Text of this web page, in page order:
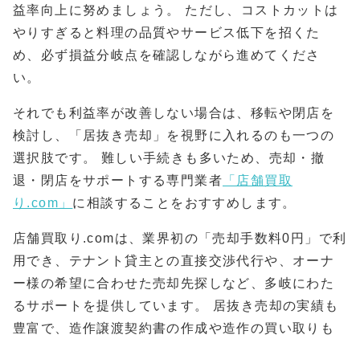
益率向上に努めましょう。 ただし、コストカットは
やりすぎると料理の品質やサービス低下を招くた
め、必ず損益分岐点を確認しながら進めてくださ
い。
それでも利益率が改善しない場合は、移転や閉店を
検討し、「居抜き売却」を視野に入れるのも一つの
選択肢です。 難しい手続きも多いため、売却・撤
退・閉店をサポートする専門業者 「店舗買取
り.com」 に相談することをおすすめします。
店舗買取り.comは、業界初の「売却手数料0円」で利
用でき、テナント貸主との直接交渉代行や、オーナ
ー様の希望に合わせた売却先探しなど、多岐にわた
るサポートを提供しています。 居抜き売却の実績も
豊富で、造作譲渡契約書の作成や造作の買い取りも